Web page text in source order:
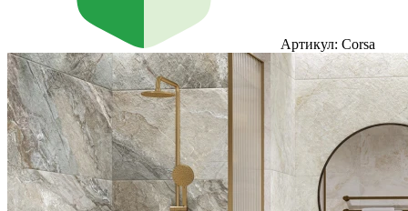
Артикул: Corsa